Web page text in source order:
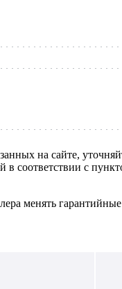
на сайте,
в соответствии с
менять